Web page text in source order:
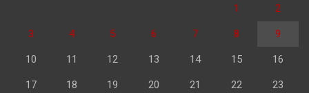
1 2
3 4 5 6 7 8 9
10 11 12 13 14 15 16
17 18 19 20 21 22 23